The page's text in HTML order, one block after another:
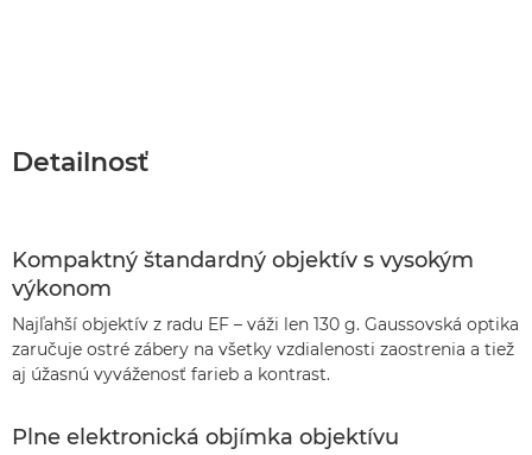
Detailnosť
Kompaktný štandardný objektív s vysokým
výkonom
Najľahší objektív z radu EF – váži len 130 g. Gaussovská optika
zaručuje ostré zábery na všetky vzdialenosti zaostrenia a tiež
aj úžasnú vyváženosť farieb a kontrast.
Plne elektronická objímka objektívu